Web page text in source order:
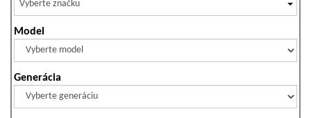
Vyberte značku
Model
Generácia